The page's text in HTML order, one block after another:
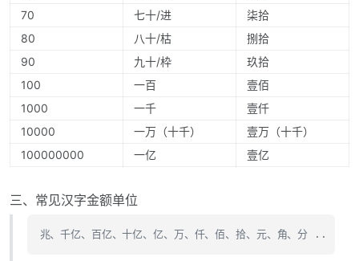
70
七十/进
柒拾
80
八十/枯
捌拾
90
九十/枠
玖拾
100
一百
壹佰
1000
一千
壹仟
10000
一万（十千）
壹万（十千）
100000000
一亿 壹亿
三、常见汉字金额单位
兆、千亿、百亿、十亿、亿、万、仟、佰、拾、元、角、分 ..